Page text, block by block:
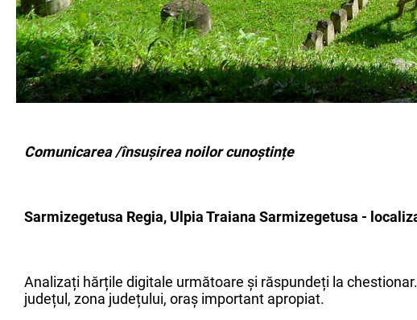
Comunicarea /însușirea noilor cunoștințe
Sarmizegetusa Regia, Ulpia Traiana Sarmizegetusa -
Analizați hărțile digitale următoare și răspundeți la
județul, zona județului, oraș important apropiat.